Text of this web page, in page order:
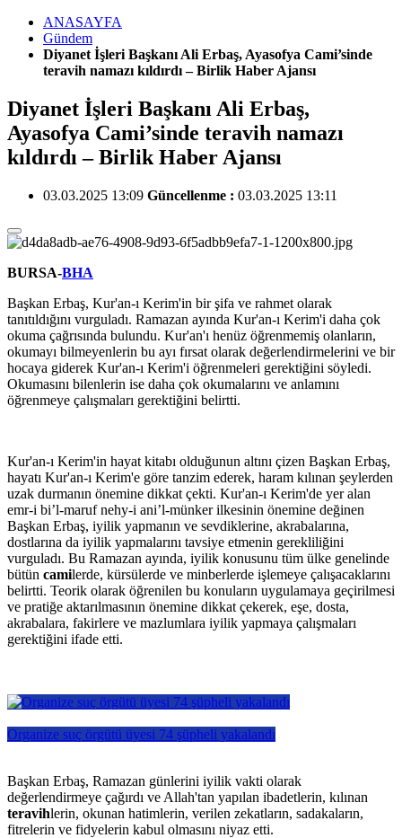
ANASAYFA
Gündem
Diyanet İşleri Başkanı Ali Erbaş, Ayasofya Cami’sinde
teravih namazı kıldırdı – Birlik Haber Ajansı
Diyanet İşleri Başkanı Ali Erbaş,
Ayasofya Cami’sinde teravih namazı
kıldırdı – Birlik Haber Ajansı
03.03.2025 13:09 Güncellenme : 03.03.2025 13:11
BURSA-BHA
Başkan Erbaş, Kur'an-ı Kerim'in bir şifa ve rahmet olarak
tanıtıldığını vurguladı. Ramazan ayında Kur'an-ı Kerim'i daha çok
okuma çağrısında bulundu. Kur'an'ı henüz öğrenmemiş olanların,
okumayı bilmeyenlerin bu ayı fırsat olarak değerlendirmelerini ve bir
hocaya giderek Kur'an-ı Kerim'i öğrenmeleri gerektiğini söyledi.
Okumasını bilenlerin ise daha çok okumalarını ve anlamını
öğrenmeye çalışmaları gerektiğini belirtti.
Kur'an-ı Kerim'in hayat kitabı olduğunun altını çizen Başkan Erbaş,
hayatı Kur'an-ı Kerim'e göre tanzim ederek, haram kılınan şeylerden
uzak durmanın önemine dikkat çekti. Kur'an-ı Kerim'de yer alan
emr-i bi’l-maruf nehy-i ani’l-münker ilkesinin önemine değinen
Başkan Erbaş, iyilik yapmanın ve sevdiklerine, akrabalarına,
dostlarına da iyilik yapmalarını tavsiye etmenin gerekliliğini
vurguladı. Bu Ramazan ayında, iyilik konusunu tüm ülke genelinde
bütün camilerde, kürsülerde ve minberlerde işlemeye çalışacaklarını
belirtti. Teorik olarak öğrenilen bu konuların uygulamaya geçirilmesi
ve pratiğe aktarılmasının önemine dikkat çekerek, eşe, dosta,
akrabalara, fakirlere ve mazlumlara iyilik yapmaya çalışmaları
gerektiğini ifade etti.
Organize suç örgütü üyesi 74 şüpheli yakalandı
Başkan Erbaş, Ramazan günlerini iyilik vakti olarak
değerlendirmeye çağırdı ve Allah'tan yapılan ibadetlerin, kılınan
teravihlerin, okunan hatimlerin, verilen zekatların, sadakaların,
fitrelerin ve fidyelerin kabul olmasını niyaz etti.